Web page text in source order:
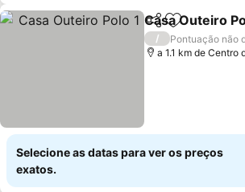
PartilharAdicionar
Casa Outeiro
/
Pontuação não
a 1.1 km de Centro
Selecione as datas para ver os preços
exatos.